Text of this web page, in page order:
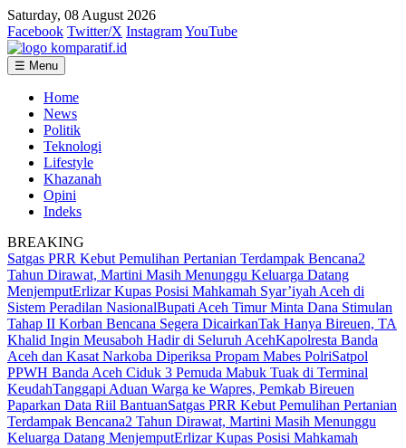
Saturday, 08 August 2026
Facebook Twitter/X InstagramYouTube
☰ Menu
Home
News
Politik
Teknologi
Lifestyle
Khazanah
Opini
Indeks
BREAKING
Satgas PRR Kebut Pemulihan Pertanian Terdampak Bencana2
Tahun Dirawat, Martini Masih Menunggu Keluarga Datang
MenjemputErlizar Kupas Posisi Mahkamah Syar’iyah Aceh di
Sistem Peradilan NasionalBupati Aceh Timur Minta Dana Stimulan
Tahap II Korban Bencana Segera DicairkanTak Hanya Bireuen, TA
Khalid Ingin Meusaboh Hadir di Seluruh AcehKapolresta Banda
Aceh dan Kasat Narkoba Diperiksa Propam Mabes PolriSatpol
PPWH Banda Aceh Ciduk 3 Pemuda Mabuk Tuak di Terminal
KeudahTanggapi Aduan Warga ke Wapres, Pemkab Bireuen
Paparkan Data Riil BantuanSatgas PRR Kebut Pemulihan Pertanian
Terdampak Bencana2 Tahun Dirawat, Martini Masih Menunggu
Keluarga Datang MenjemputErlizar Kupas Posisi Mahkamah